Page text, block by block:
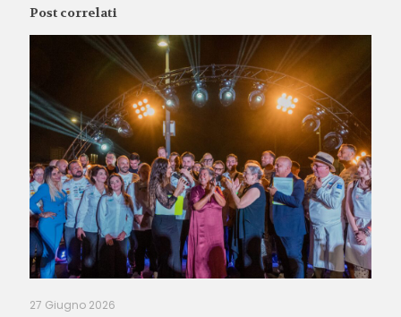
Post correlati
27 Giugno 2026